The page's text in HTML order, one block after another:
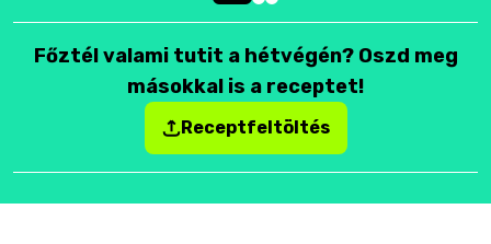
Főztél valami tutit a hétvégén? Oszd meg
másokkal is a receptet!
Receptfeltöltés